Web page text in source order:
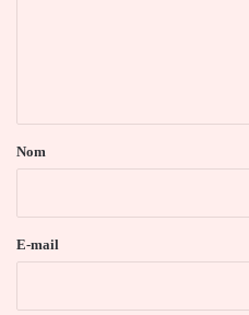
a
e
Nom
E-mail